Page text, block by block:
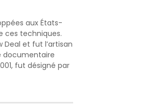
aux États-
ces techniques.
Deal et fut l’artisan
documentaire
fut désigné par